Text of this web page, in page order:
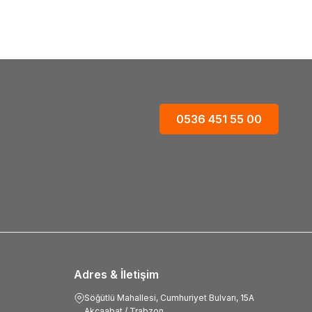
0536 451 55 00
Adres & İletişim
Söğütlü Mahallesi, Cumhuriyet Bulvarı, 15A